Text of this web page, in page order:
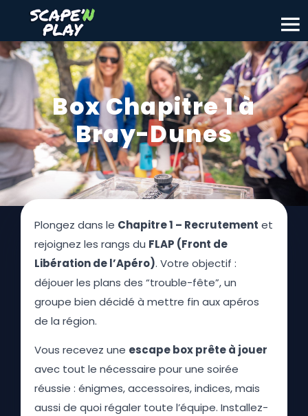
Box Chapitre 1 à
Bray-Dunes
Plongez dans le Chapitre 1 – Recrutement et
rejoignez les rangs du FLAP (Front de
Libération de l’Apéro). Votre objectif :
déjouer les plans des “trouble-fête”, un
groupe bien décidé à mettre fin aux apéros
de la région.
Vous recevez une escape box prête à jouer
avec tout le nécessaire pour une soirée
réussie : énigmes, accessoires, indices, mais
aussi de quoi régaler toute l’équipe. Installez-